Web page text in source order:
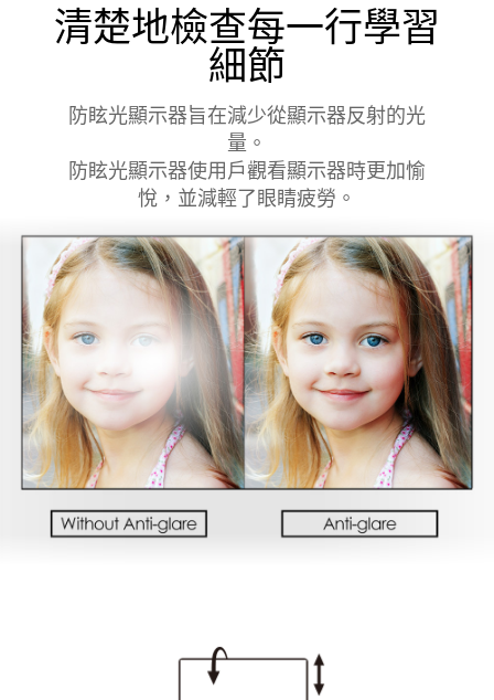
清楚地檢查每一行學習
細節
防眩光顯示器旨在減少從顯示器反射的光
量。
防眩光顯示器使用戶觀看顯示器時更加愉
悅，並減輕了眼睛疲勞。